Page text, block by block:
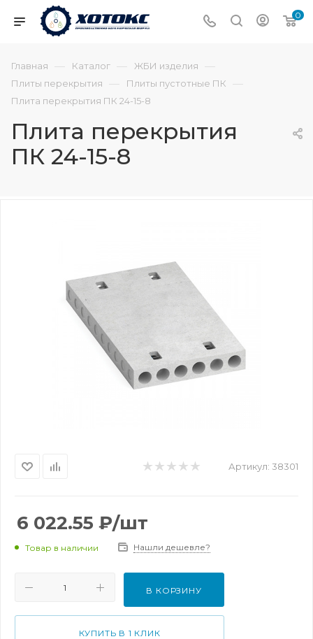
0
Главная — Каталог — ЖБИ изделия —
Плиты перекрытия — Плиты пустотные ПК —
Плита перекрытия ПК 24-15-8
Плита перекрытия
ПК 24-15-8
Артикул: 38301
6 022.55 ₽/шт
Товар в наличии Нашли дешевле?
В КОРЗИНУ
КУПИТЬ В 1 КЛИК